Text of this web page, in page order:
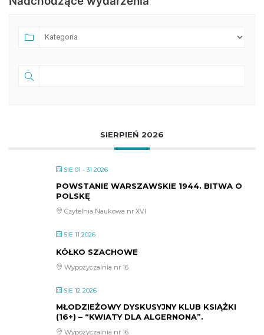
SIERPIEŃ 2026
SIE 01 - 31 2026
POWSTANIE WARSZAWSKIE 1944. BITWA O
POLSKĘ
Czytelnia Naukowa nr XVI
SIE 11 2026
KÓŁKO SZACHOWE
Wypożyczalnia nr 16
SIE 12 2026
MŁODZIEŻOWY DYSKUSYJNY KLUB KSIĄŻKI
(16+) – “KWIATY DLA ALGERNONA”.
Wypożyczalnia nr 16